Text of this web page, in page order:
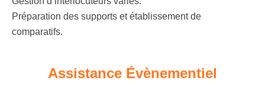
Préparation des supports et établissement de
comparatifs.
Assistance Évènementiel